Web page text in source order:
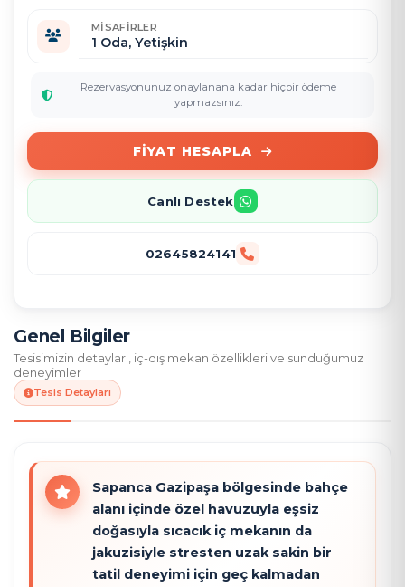
Genel Bilgiler
Tesisimizin detayları, iç-dış mekan özellikleri ve sunduğumuz
deneyimler
Tesis Detayları
Sapanca Gazipaşa bölgesinde bahçe
alanı içinde özel havuzuyla eşsiz
doğasıyla sıcacık iç mekanın da
jakuzisiyle stresten uzak sakin bir
tatil deneyimi için geç kalmadan
MISAFIRLER
1 Oda, Yetişkin
Rezervasyonunuz onaylanana kadar hiçbir ödeme
yapmazsınız.
FIYAT HESAPLA
Canlı Destek
02645824141